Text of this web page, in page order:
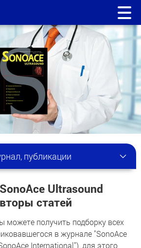
публикации
Ultrasound
статей
можете получить подборку всех
в журнале "SonoAce
International"), для этого